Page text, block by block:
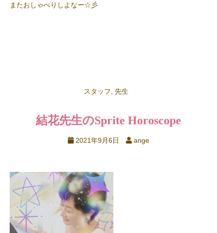
またおしゃべりしよなー☆彡
スタッフ 先生
結花先生のSprite Horoscope
2021年9月6日 ange